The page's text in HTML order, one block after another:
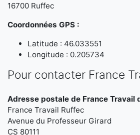
16700 Ruffec
Coordonnées GPS :
Latitude : 46.033551
Longitude : 0.205734
Pour contacter France
Adresse postale de France Travail
France Travail Ruffec
Avenue du Professeur Girard
CS 80111